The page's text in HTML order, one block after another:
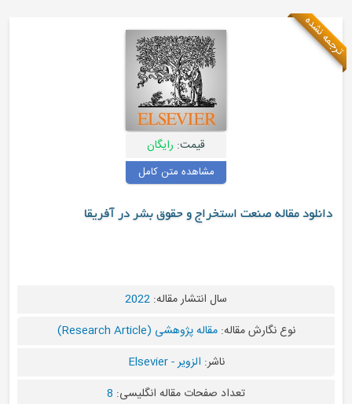
نشده
قیمت:رایگان
مشاهده متن کامل
دانلود مقاله صنعت استخراج و حقوق بشر در آفریقا
سال انتشار مقاله:2022
نوع نگارش مقاله:مقاله پژوهشی (Research Article)
ناشر:الزویر - Elsevier
تعداد صفحات مقاله انگلیسی:8